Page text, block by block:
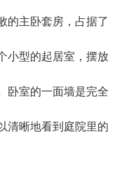
主卧套房，占据了
小型的起居室，摆放
卧室的一面墙是完全
清晰地看到庭院里的